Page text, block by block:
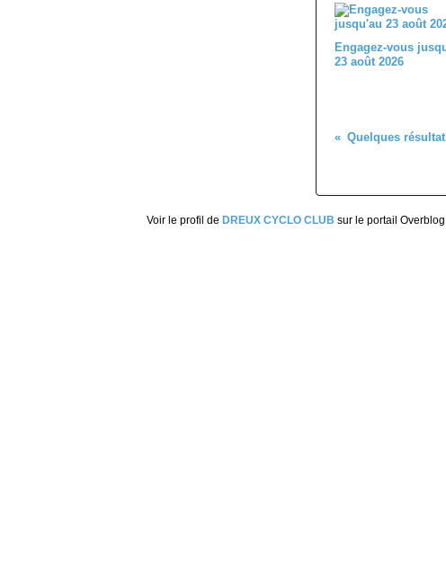
Engagez-vous
23 août 2026
Voir le profil de DREUX CYCLO CLUB sur le portail Overblog